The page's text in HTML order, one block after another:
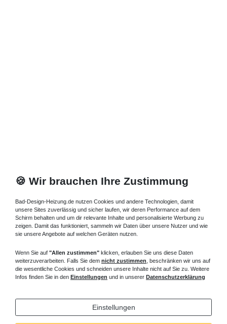
🍪 Wir brauchen Ihre Zustimmung
Bad-Design-Heizung.de nutzen Cookies und andere Technologien, damit
unsere Sites zuverlässig und sicher laufen, wir deren Performance auf dem
Schirm behalten und um dir relevante Inhalte und personalisierte Werbung zu
zeigen. Damit das funktioniert, sammeln wir Daten über unsere Nutzer und wie
sie unsere Angebote auf welchen Geräten nutzen.
Wenn Sie auf "Allen zustimmen" klicken, erlauben Sie uns diese Daten
weiterzuverarbeiten. Falls Sie dem nicht zustimmen , beschränken wir uns auf
die wesentliche Cookies und schneiden unsere Inhalte nicht auf Sie zu. Weitere
Infos finden Sie in den Einstellungen und in unserer Datenschutzerklärung
Einstellungen